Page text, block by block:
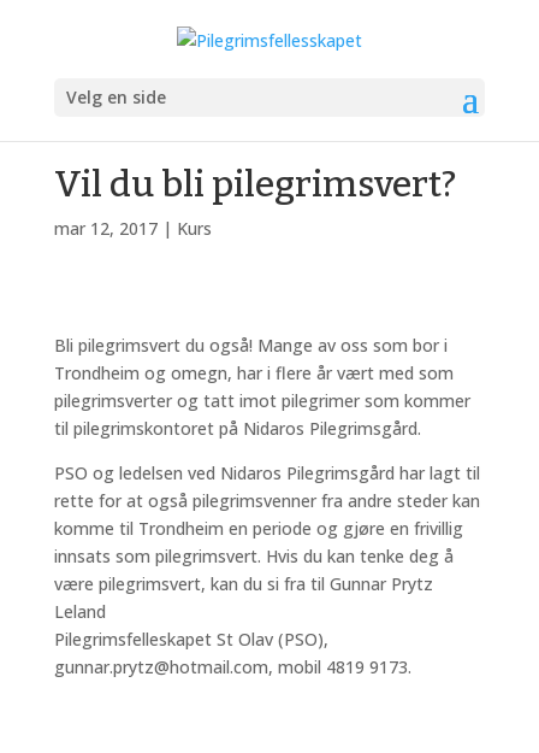
Velg en side
Vil du bli pilegrimsvert?
mar 12, 2017| Kurs
Bli pilegrimsvert du også! Mange av oss som bor i
Trondheim og omegn, har i flere år vært med som
pilegrimsverter og tatt imot pilegrimer som kommer
til pilegrimskontoret på Nidaros Pilegrimsgård.
PSO og ledelsen ved Nidaros Pilegrimsgård har lagt til
rette for at også pilegrimsvenner fra andre steder kan
komme til Trondheim en periode og gjøre en frivillig
innsats som pilegrimsvert. Hvis du kan tenke deg å
være pilegrimsvert, kan du si fra til Gunnar Prytz
Leland
Pilegrimsfelleskapet St Olav (PSO),
gunnar.prytz@hotmail.com, mobil 4819 9173.